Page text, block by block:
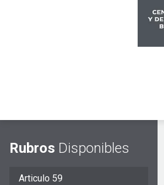
Rubros Disponibles
Articulo 59